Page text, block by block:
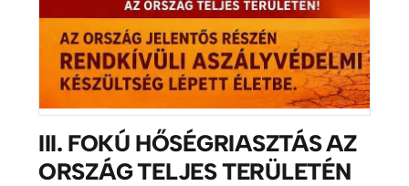
III. FOKÚ HŐSÉGRIASZTÁS AZ
ORSZÁG TELJES TERÜLETÉN